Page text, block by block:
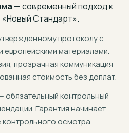
— современный подход к
«Новый Стандарт».
протоколу с
европейскими материалами.
прозрачная коммуникация
стоимость без доплат.
обязательный контрольный
Гарантия начинает
контрольного осмотра.